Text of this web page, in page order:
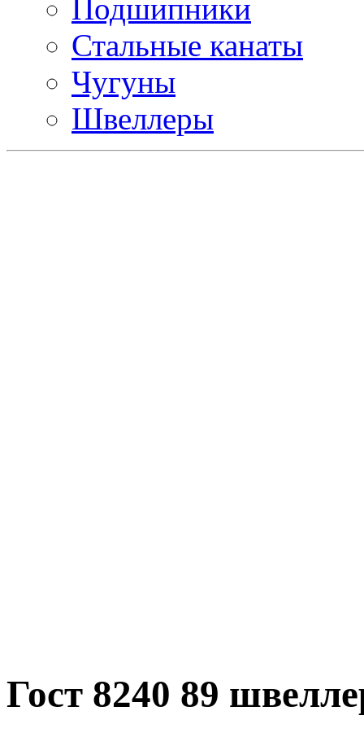
Подшипники
Стальные канаты
Чугуны
Швеллеры
Гост 8240 89